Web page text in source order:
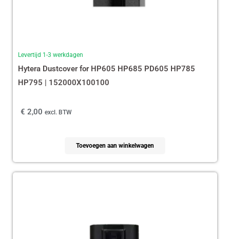
Levertijd 1-3 werkdagen
Hytera Dustcover for HP605 HP685 PD605 HP785
HP795 | 152000X100100
€ 2,00 excl. BTW
Toevoegen aan winkelwagen